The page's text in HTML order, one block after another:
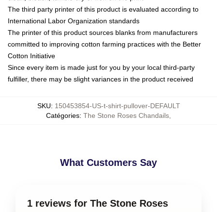
The third party printer of this product is evaluated according to
International Labor Organization standards
The printer of this product sources blanks from manufacturers
committed to improving cotton farming practices with the Better
Cotton Initiative
Since every item is made just for you by your local third-party
fulfiller, there may be slight variances in the product received
SKU: 150453854-US-t-shirt-pullover-DEFAULT
Catégories: The Stone Roses Chandails
What Customers Say
1 reviews for The Stone Roses